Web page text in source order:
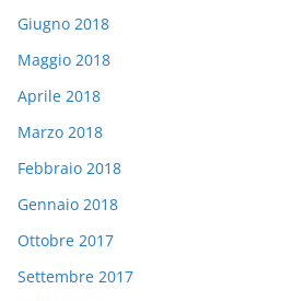
Giugno 2018
Maggio 2018
Aprile 2018
Marzo 2018
Febbraio 2018
Gennaio 2018
Ottobre 2017
Settembre 2017